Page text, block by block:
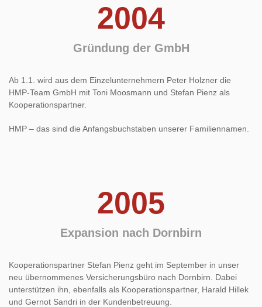
2004
Gründung der GmbH
Ab 1.1. wird aus dem Einzelunternehmern Peter Holzner die
HMP-Team GmbH mit Toni Moosmann und Stefan Pienz als
Kooperationspartner.
HMP – das sind die Anfangsbuchstaben unserer Familiennamen.
2005
Expansion nach Dornbirn
Kooperationspartner Stefan Pienz geht im September in unser
neu übernommenes Versicherungsbüro nach Dornbirn. Dabei
unterstützen ihn, ebenfalls als Kooperationspartner, Harald Hillek
und Gernot Sandri in der Kundenbetreuung.